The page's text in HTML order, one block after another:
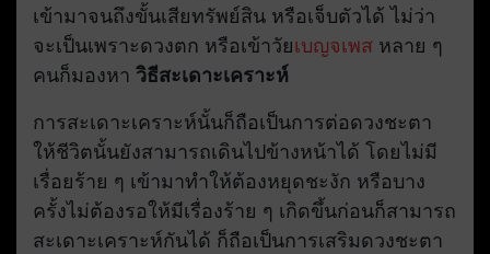
เข้ามาจนถึงขั้นเสียทรัพย์สิน หรือเจ็บตัวได้ ไม่ว่า
จะเป็นเพราะดวงตก หรือเข้าวัยเบญจเพส หลาย ๆ
คนก็มองหา วิธีสะเดาะเคราะห์
การสะเดาะเคราะห์นั้นก็ถือเป็นการต่อดวงชะตา
ให้ชีวิตนั้นยังสามารถเดินไปข้างหน้าได้ โดยไม่มี
เรื่อยร้าย ๆ เข้ามาทำให้ต้องหยุดชะงัก หรือบาง
ครั้งไม่ต้องรอให้มีเรื่องร้าย ๆ เกิดขึ้นก่อนก็สามารถ
สะเดาะเคราะห์กันได้ ก็ถือเป็นการเสริมดวงชะตา